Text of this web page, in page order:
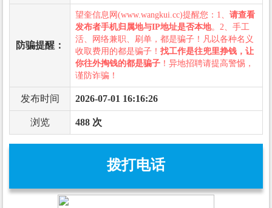
防骗提醒：
望奎信息网(www.wangkui.cc)提醒您：1、 请查看
发布者手机归属地与IP地址是否本地。2、手工
活、网络兼职、刷单，都是骗子！凡以各种名义
收取费用的都是骗子！ 找工作是往兜里挣钱，让
你往外掏钱的都是骗子 ！异地招聘请提高警惕，
谨防诈骗！
发布时间 2026-07-01 16:16:26
浏览 488 次
拨打电话